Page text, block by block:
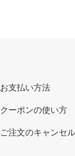
お支払い方法
クーポンの使い方
ご注文のキャンセル